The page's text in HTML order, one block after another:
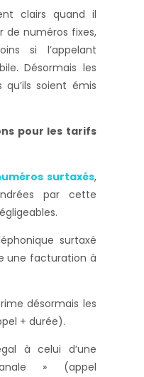
clairs quand il
de numéros fixes,
si l’appelant
Désormais les
soient émis
pour les tarifs
surtaxés,
par cette
surtaxé
une facturation à
désormais les
+ durée).
à celui d’une
» (appel